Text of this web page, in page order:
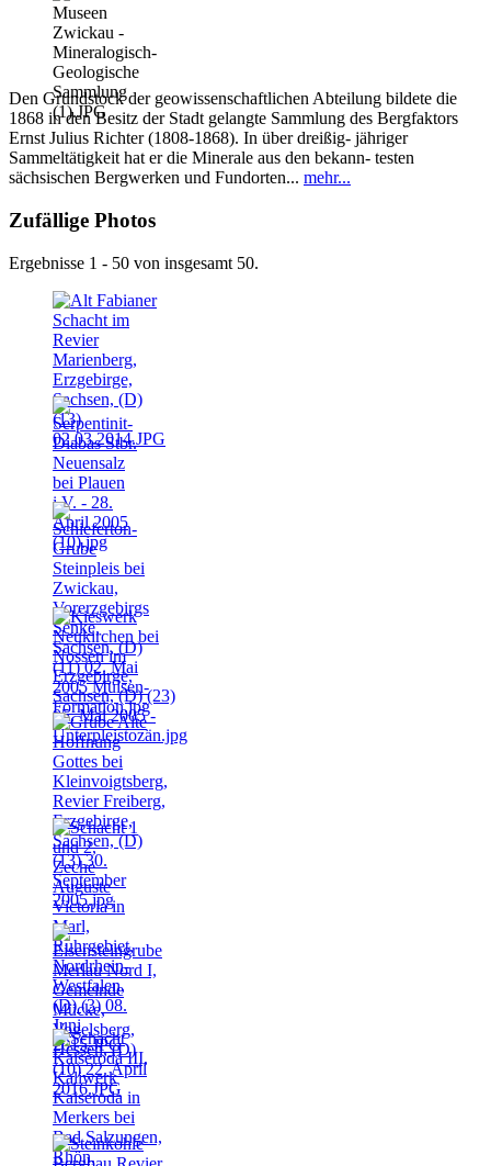
Den Grundstock der geowissenschaftlichen Abteilung bildete die
1868 in den Besitz der Stadt gelangte Sammlung des Bergfaktors
Ernst Julius Richter (1808-1868). In über dreißig- jähriger
Sammeltätigkeit hat er die Minerale aus den bekann- testen
sächsischen Bergwerken und Fundorten... mehr...
Zufällige Photos
Ergebnisse 1 - 50 von insgesamt 50.